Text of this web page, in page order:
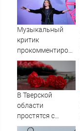
быстрее, чем до
России
Музыкальный
критик
прокомментировал
отказ Ротару
выступать за
€200 тысяч
В Тверской
области
простятся с
рядовым,